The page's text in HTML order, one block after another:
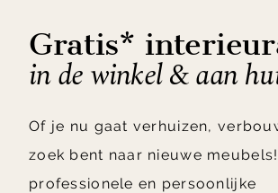
Gratis*
in de winkel & aan
Of je nu gaat verhuizen,
zoek bent naar nieuwe
professionele en persoonlijke